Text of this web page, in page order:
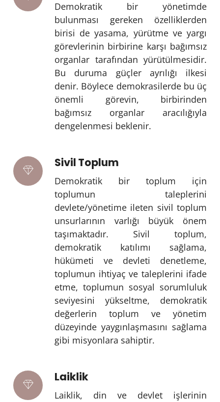
Demokratik bir yönetimde
bulunması gereken özelliklerden
birisi de yasama, yürütme ve yargı
görevlerinin birbirine karşı bağımsız
organlar tarafından yürütülmesidir.
Bu duruma güçler ayrılığı ilkesi
denir. Böylece demokrasilerde bu üç
önemli görevin, birbirinden
bağımsız organlar aracılığıyla
dengelenmesi beklenir.
Sivil Toplum
Demokratik bir toplum için
toplumun taleplerini
devlete/yönetime ileten sivil toplum
unsurlarının varlığı büyük önem
taşımaktadır. Sivil toplum,
demokratik katılımı sağlama,
hükümeti ve devleti denetleme,
toplumun ihtiyaç ve taleplerini ifade
etme, toplumun sosyal sorumluluk
seviyesini yükseltme, demokratik
değerlerin toplum ve yönetim
düzeyinde yaygınlaşmasını sağlama
gibi misyonlara sahiptir.
Laiklik
Laiklik, din ve devlet işlerinin